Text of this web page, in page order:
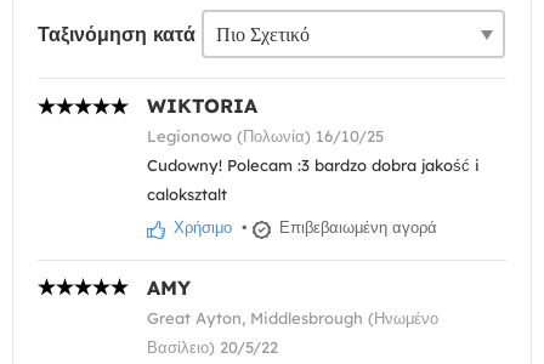
Ταξινόμηση κατά
WIKTORIA
Legionowo (Πολωνία) 16/10/25
Cudowny! Polecam :3 bardzo dobra jakość i
caloksztalt
Χρήσιμο • Επιβεβαιωμένη αγορά
AMY
Great Ayton, Middlesbrough (Ηνωμένο
Βασίλειο) 20/5/22